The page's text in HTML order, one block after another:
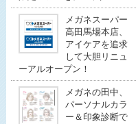
メガネスーパー
高田馬場本店、
アイケアを追求
して大胆リニュ
ーアルオープン！
メガネの田中、
パーソナルカラ
ー＆印象診断で